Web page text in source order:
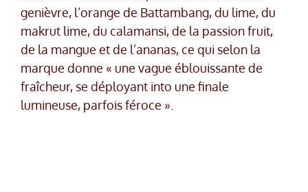
genièvre, l’orange de Battambang, du lime, du
makrut lime, du calamansi, de la passion fruit,
de la mangue et de l’ananas, ce qui selon la
marque donne « une vague éblouissante de
fraîcheur, se déployant into une finale
lumineuse, parfois féroce ».